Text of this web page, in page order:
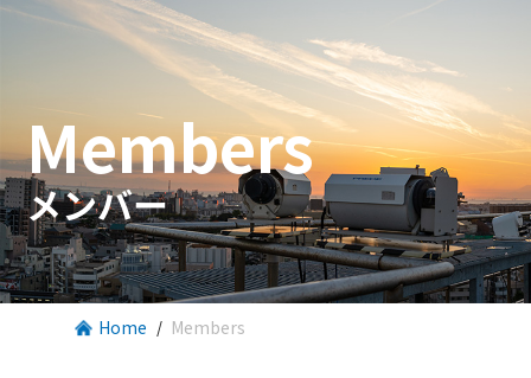
Members
メンバー
Home Members